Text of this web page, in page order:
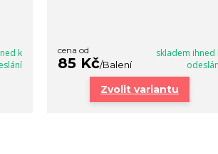
k
cena od
85 Kč/Balení
skladem ihned
Zvolit variantu